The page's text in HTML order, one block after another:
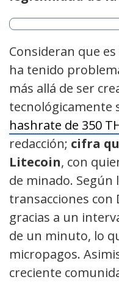
Consideran que
ha tenido
más allá de ser
tecnológicamente
hashrate de 350
redacción; cifra
Litecoin, con
de minado.
transacciones con
gracias a un
de un minuto, lo
micropagos.
creciente